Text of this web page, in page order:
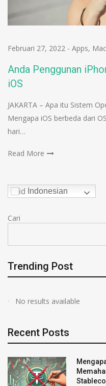
Februari 27, 2022 - Apps, Mac
Anda Penggunan
iOS
JAKARTA – Apa itu Sistem
Mengapa iOS berbeda dari
hari…
Read More
Indonesian
Cari
Trending Post
No results available
Recent Posts